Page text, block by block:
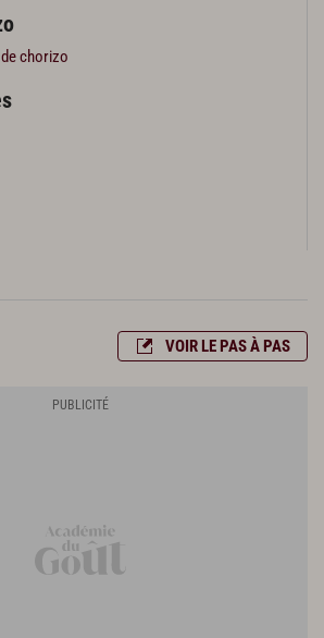
chorizo
VOIR LE PAS À PAS